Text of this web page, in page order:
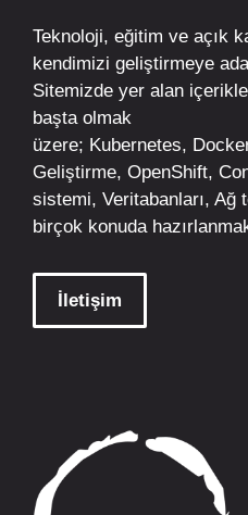
Teknoloji, eğitim ve açık
kendimizi geliştirmeye
Sitemizde yer alan
başta olmak
üzere; Kubernetes,
Geliştirme, OpenShift,
sistemi, Veritabanları, Ağ
birçok konuda
İletişim